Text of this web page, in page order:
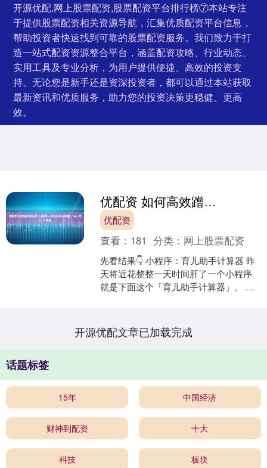
开源优配,网上股票配资,股票配资平台排行榜⑦本站专注
于提供股票配资相关资源导航，汇集优质配资平台信息，
帮助投资者快速找到可靠的股票配资服务。我们致力于打
造一站式配资资源整合平台，涵盖配资攻略、行业动态、
实用工具及专业分析，为用户提供便捷、高效的投资支
持。无论您是新手还是资深投资者，都可以通过本站获取
最新资讯和优质服务，助力您的投资决策更稳健、更高
效。
优配资 如何高效蹭热点？小程序一天10000+访问量_`wx_育儿_计算器
优配资
查看： 181 分类： 网上股票配资
先看结果👇 小程序：育儿助手计算器 昨
天将近花整整一天时间肝了一个小程序
就是下面这个「育儿助手计算器」。 初
开源优配文章已加载完成
话题标签
15年 中国经济
财神到配资 十大
科技 板块